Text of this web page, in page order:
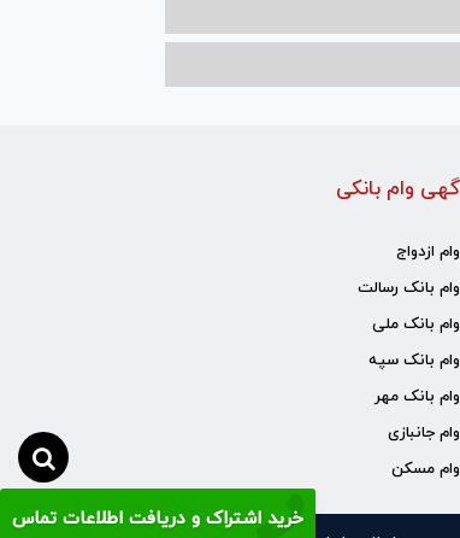
خرید اشتراک و دریافت اطلاعات تماس
وام بانکی
وام ازدواج
وام بانک رسالت
وام بانک ملی
وام بانک سپه
وام بانک مهر
وام جانبازی
وام مسکن